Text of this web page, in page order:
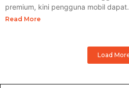
premium, kini pengguna mobil
Read More
Load